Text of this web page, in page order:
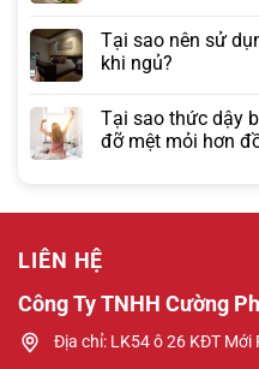
Tại sao nên sử
khi ngủ?
Tại sao thức dậy
đỡ mệt mỏi hơn
LIÊN HỆ
Công Ty TNHH Cường
Địa chỉ: LK54 ô 26 KĐT